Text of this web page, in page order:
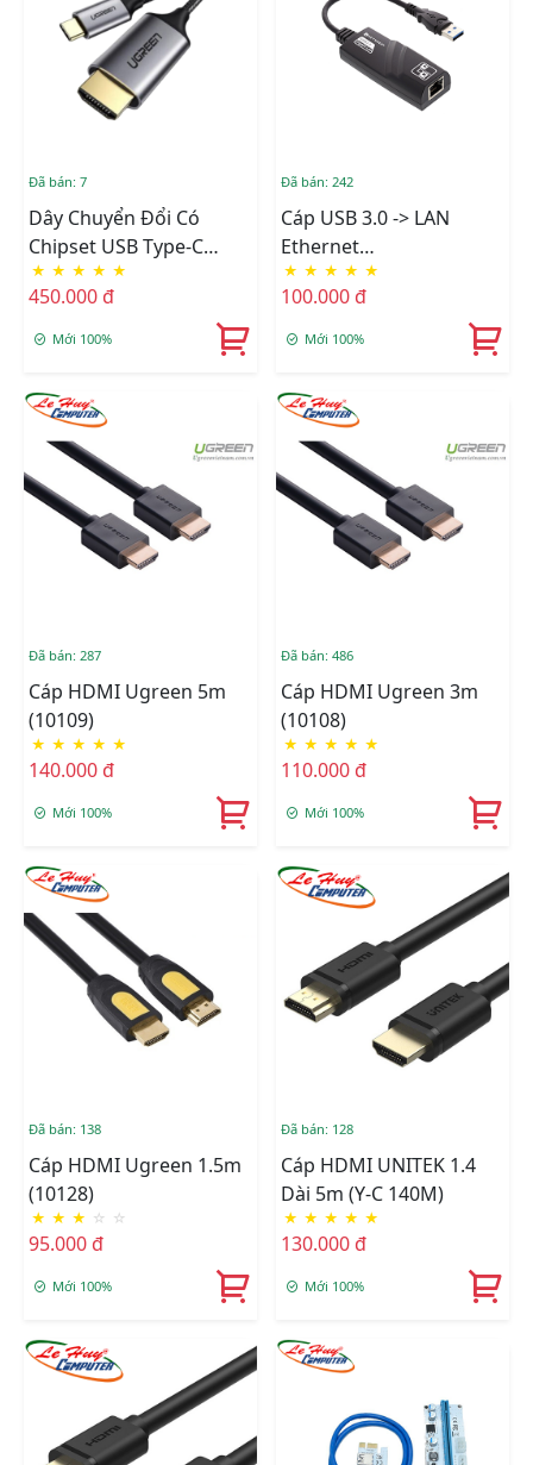
Đã bán: 7
Dây Chuyển Đổi Có
Chipset USB Type-C
Sang HDMI Dài 1.5M
Ugreen (50570)
★ ★ ★ ★ ★
450.000 đ
Mới 100%
Đã bán: 242
Cáp USB 3.0 -> LAN
Ethernet
10/100/1000Mbps
★ ★ ★ ★ ★
100.000 đ
Mới 100%
Đã bán: 287
Cáp HDMI Ugreen 5m
(10109)
★ ★ ★ ★ ★
140.000 đ
Mới 100%
Đã bán: 486
Cáp HDMI Ugreen 3m
(10108)
★ ★ ★ ★ ★
110.000 đ
Mới 100%
Đã bán: 138
Cáp HDMI Ugreen 1.5m
(10128)
★ ★ ★ ☆ ☆
95.000 đ
Mới 100%
Đã bán: 128
Cáp HDMI UNITEK 1.4
Dài 5m (Y-C 140M)
★ ★ ★ ★ ★
130.000 đ
Mới 100%